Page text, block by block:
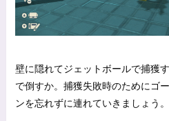
壁に隠れてジェットボールで捕獲
で倒すか。捕獲失敗時のためにゴ
ンを忘れずに連れていきましょう。